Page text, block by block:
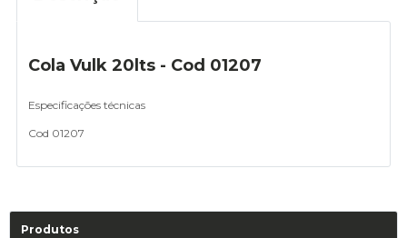
Cola Vulk 20lts - Cod 01207
Especificações técnicas
Cod 01207
Produtos